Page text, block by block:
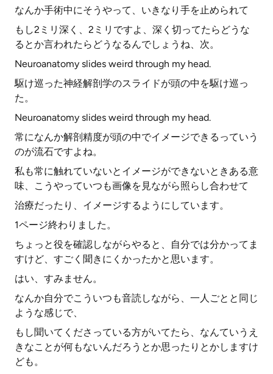
なんか手術中にそうやって、いきなり手を止められて
もし2ミリ深く、2ミリですよ、深く切ってたらどうな
るとか言われたらどうなるんでしょうね、次。
Neuroanatomy slides weird through my head.
駆け巡った神経解剖学のスライドが頭の中を駆け巡っ
た。
Neuroanatomy slides weird through my head.
常になんか解剖精度が頭の中でイメージできるっていう
のが流石ですよね。
私も常に触れていないとイメージができないときある意
味、こうやっていつも画像を見ながら照らし合わせて
治療だったり、イメージするようにしています。
1ページ終わりました。
ちょっと役を確認しながらやると、自分では分かってま
すけど、すごく聞きにくかったかと思います。
はい、すみません。
なんか自分でこういつも音読しながら、一人ごとと同じ
ような感じで、
もし聞いてくださっている方がいてたら、なんていうえ
きなことが何もないんだろうとか思ったりとかしますけ
ども。